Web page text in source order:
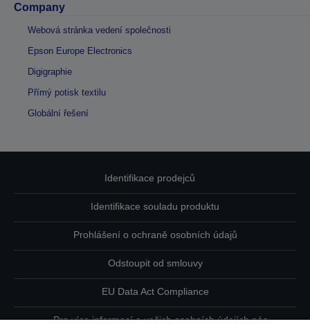
Company
Webová stránka vedení společnosti
Epson Europe Electronics
Digigraphie
Přímý potisk textilu
Globální řešení
Identifikace prodejců
Identifikace souladu produktu
Prohlášení o ochraně osobních údajů
Odstoupit od smlouvy
EU Data Act Compliance
Pro více informací o vašich osobních údajích nás